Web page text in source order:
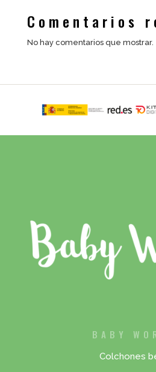
Comentarios
No hay comentarios que mostrar.
BABY
Colchones